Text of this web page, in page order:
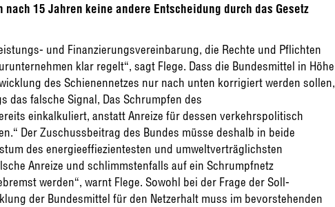
15 Jahren keine andere Entscheidung durch das Gesetz
und Finanzierungsvereinbarung, die Rechte und Pflichten
klar regelt“, sagt Flege. Dass die Bundesmittel in Höhe
des Schienennetzes nur nach unten korrigiert werden sollen,
falsche Signal, Das Schrumpfen des
einkalkuliert, anstatt Anreize für dessen verkehrspolitisch
Der Zuschussbeitrag des Bundes müsse deshalb in beide
des energieeffiezientesten und umweltverträglichsten
Anreize und schlimmstenfalls auf ein Schrumpfnetz
werden“, warnt Flege. Sowohl bei der Frage der Soll-
der Bundesmittel für den Netzerhalt muss im bevorstehenden